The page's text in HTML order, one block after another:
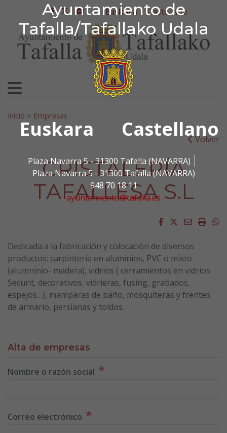
Ayuntamiento de
Tafalla/Tafallako Udala
Euskara Castellano
Plaza Navarra 5 - 31300 Tafalla (NAVARRA)
Plaza Navarra 5 - 31300 Tafalla (NAVARRA)
948 70 18 11
ayuntamiento@tafalla.es
Ir al contenido
Ayuntamiento de
facebook
twitter
youtube
Euskara Castellano
Bilatu:
Inicio > Empresas
Volver
CRISTALERÍA
TAFALLESA S.L
Facebook
Twitter
Email
Dedicada a la fabricación y colocación de diversos
productos: carpintería en aluminios, PVC o mixto
(alumninio- madera), vidrios ( cerramientos en vidrios
Securit, decorativos, vidrieras, fusing, grabados,
espejos…), mamparas de baño, mosquiteras y frentes
de armario, persianas y toldos.
Alta de empresas
Nombre o razón social *
Correo electrónico *